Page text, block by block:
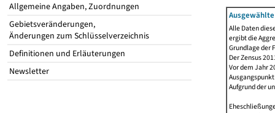
Allgemeine Angaben, Zuordnungen
Gebietsveränderungen,
Änderungen zum Schlüsselverzeichnis
Definitionen und Erläuterungen
Newsletter
Alle Daten
ergibt die
Grundlage der
Der Zensus
Vor dem Jahr
Aufgrund der